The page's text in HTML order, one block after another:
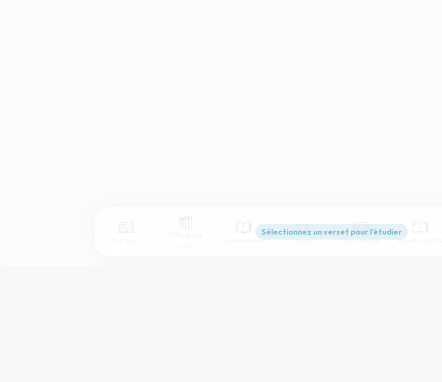
Commentaires Strong Dictionnaire Versets relatifs